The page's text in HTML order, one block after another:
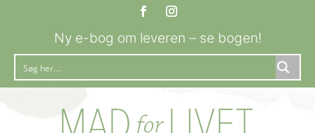
Ny e-bog om leveren – se bogen!